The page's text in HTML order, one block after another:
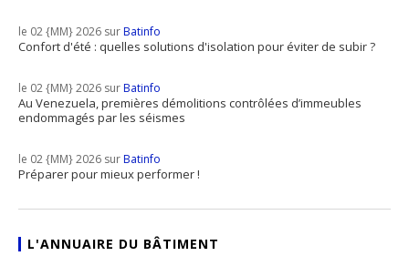
le 02 {MM} 2026 surBatinfo
Confort d'été : quelles solutions d'isolation pour éviter de subir ?
le 02 {MM} 2026 surBatinfo
Au Venezuela, premières démolitions contrôlées d’immeubles
endommagés par les séismes
le 02 {MM} 2026 surBatinfo
Préparer pour mieux performer !
L'ANNUAIRE DU BÂTIMENT